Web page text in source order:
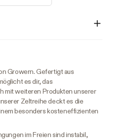
Growern. Gefertigt aus
es dir, das
mit weiteren Produkten unserer
Zeltreihe deckt es die
besonders kosteneffizienten
im Freien sind instabil,